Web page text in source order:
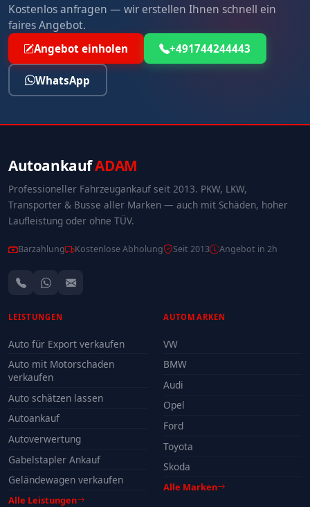
Kostenlos anfragen — wir erstellen Ihnen schnell ein
faires Angebot.
Angebot einholen +491744244443
WhatsApp
AutoankaufADAM
Professioneller Fahrzeugankauf seit 2013. PKW, LKW,
Transporter & Busse aller Marken — auch mit Schäden, hoher
Laufleistung oder ohne TÜV.
Barzahlung Kostenlose Abholung Seit 2013 Angebot in 2h
LEISTUNGEN
Auto für Export verkaufen
Auto mit Motorschaden
verkaufen
Auto schätzen lassen
Autoankauf
Autoverwertung
Gabelstapler Ankauf
Geländewagen verkaufen
Alle Leistungen
AUTOMARKEN
VW
BMW
Audi
Opel
Ford
Toyota
Skoda
Alle Marken